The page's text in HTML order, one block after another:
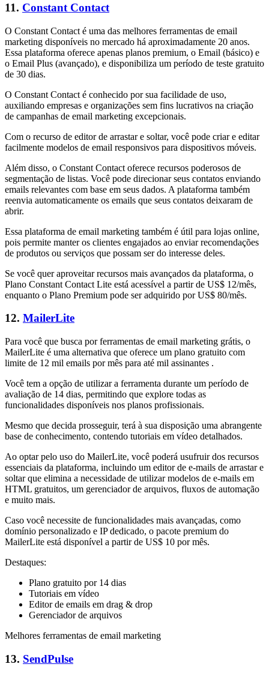
11. Constant Contact
O Constant Contact é uma das melhores ferramentas de email
marketing disponíveis no mercado há aproximadamente 20 anos.
Essa plataforma oferece apenas planos premium, o Email (básico) e
o Email Plus (avançado), e disponibiliza um período de teste gratuito
de 30 dias.
O Constant Contact é conhecido por sua facilidade de uso,
auxiliando empresas e organizações sem fins lucrativos na criação
de campanhas de email marketing excepcionais.
Com o recurso de editor de arrastar e soltar, você pode criar e editar
facilmente modelos de email responsivos para dispositivos móveis.
Além disso, o Constant Contact oferece recursos poderosos de
segmentação de listas. Você pode direcionar seus contatos enviando
emails relevantes com base em seus dados. A plataforma também
reenvia automaticamente os emails que seus contatos deixaram de
abrir.
Essa plataforma de email marketing também é útil para lojas online,
pois permite manter os clientes engajados ao enviar recomendações
de produtos ou serviços que possam ser do interesse deles.
Se você quer aproveitar recursos mais avançados da plataforma, o
Plano Constant Contact Lite está acessível a partir de US$ 12/mês,
enquanto o Plano Premium pode ser adquirido por US$ 80/mês.
12. MailerLite
Para você que busca por ferramentas de email marketing grátis, o
MailerLite é uma alternativa que oferece um plano gratuito com
limite de 12 mil emails por mês para até mil assinantes .
Você tem a opção de utilizar a ferramenta durante um período de
avaliação de 14 dias, permitindo que explore todas as
funcionalidades disponíveis nos planos profissionais.
Mesmo que decida prosseguir, terá à sua disposição uma abrangente
base de conhecimento, contendo tutoriais em vídeo detalhados.
Ao optar pelo uso do MailerLite, você poderá usufruir dos recursos
essenciais da plataforma, incluindo um editor de e-mails de arrastar e
soltar que elimina a necessidade de utilizar modelos de e-mails em
HTML gratuitos, um gerenciador de arquivos, fluxos de automação
e muito mais.
Caso você necessite de funcionalidades mais avançadas, como
domínio personalizado e IP dedicado, o pacote premium do
MailerLite está disponível a partir de US$ 10 por mês.
Destaques:
Plano gratuito por 14 dias
Tutoriais em vídeo
Editor de emails em drag & drop
Gerenciador de arquivos
Melhores ferramentas de email marketing
13. SendPulse